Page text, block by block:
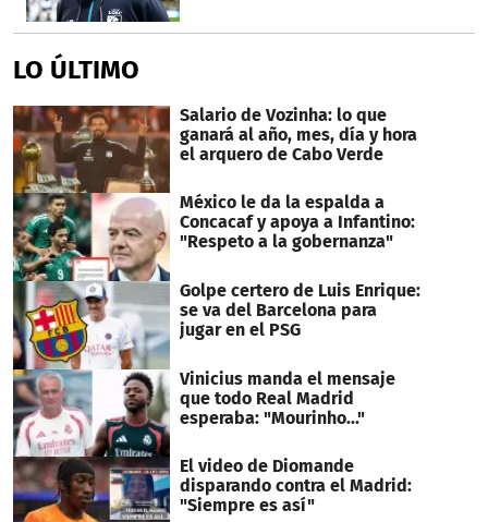
LO ÚLTIMO
Salario de Vozinha: lo que
ganará al año, mes, día y hora
el arquero de Cabo Verde
México le da la espalda a
Concacaf y apoya a Infantino:
"Respeto a la gobernanza"
Golpe certero de Luis Enrique:
se va del Barcelona para
jugar en el PSG
Vinicius manda el mensaje
que todo Real Madrid
esperaba: "Mourinho..."
El video de Diomande
disparando contra el Madrid:
"Siempre es así"